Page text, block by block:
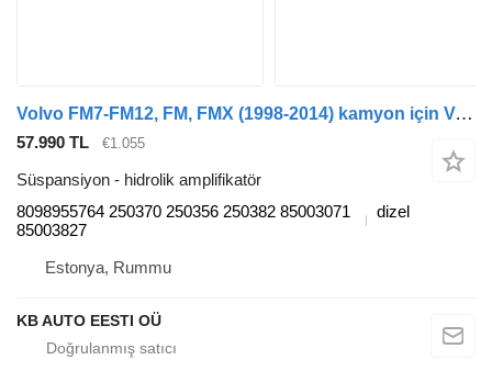
Volvo FM7-FM12, FM, FMX (1998-2014) kamyon için Volvo FMX (01.12-) 8098955764 hidrolik amplifikatör
57.990 TL €1.055
Süspansiyon - hidrolik amplifikatör
8098955764 250370 250356 250382 85003071
85003827
dizel
Estonya, Rummu
KB AUTO EESTI OÜ